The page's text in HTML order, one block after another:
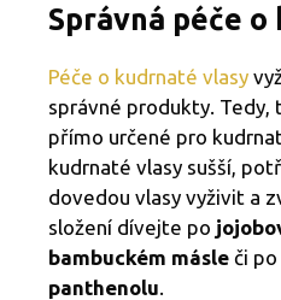
Správná péče
Péče o kudrnaté vlasy
správné produkty. Tedy,
přímo určené pro
kudrnaté vlasy sušší,
dovedou vlasy vyživit a
složení dívejte po
bambuckém másle či po
panthenolu.